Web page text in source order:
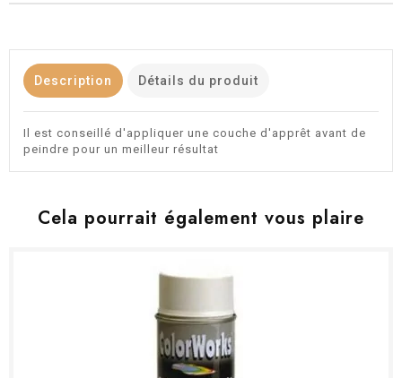
Description Détails du produit
Il est conseillé d'appliquer une couche d'apprêt avant de
peindre pour un meilleur résultat
Cela pourrait également vous plaire